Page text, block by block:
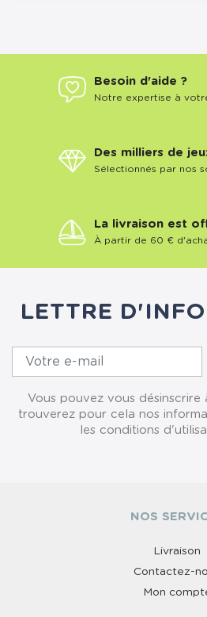
Besoin d'aide ?
Notre expertise à
Des milliers de
Sélectionnés par nos
La livraison est
À partir de 60 €
LETTRE
Vous pouvez vous désinscrire
trouverez pour cela nos
les conditions
NOS
Livraison
Contactez-
Mon